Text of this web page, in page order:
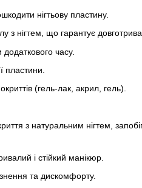
нігтьову пластину.
з нігтем, що гарантує
часу.
пластини.
(гель-лак, акрил, гель).
з натуральним нігтем,
і стійкий манікюр.
та дискомфорту.